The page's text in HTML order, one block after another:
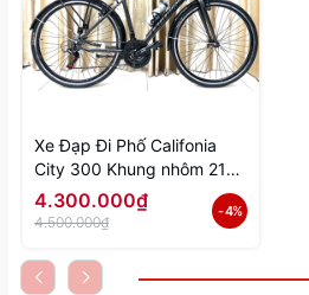
Xe Đạp Đi Phố Califonia
City 300 Khung nhôm 21
số shimano
4.300.000₫
4.500.000₫
- 4%